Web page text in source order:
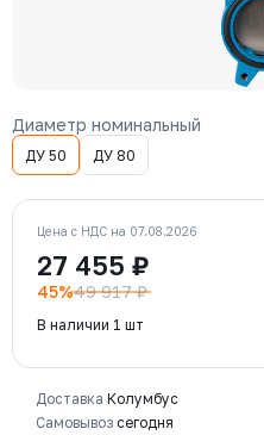
Диаметр номинальный
ДУ 50 ДУ 80
Цена с НДС на 07.08.2026
27 455 ₽
45%49 917 ₽
В наличии 1 шт
Доставка Колумбус
Самовывоз сегодня